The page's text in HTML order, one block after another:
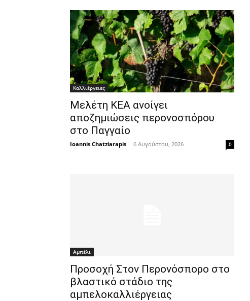
Καλλιέργειες
Μελέτη ΚΕΑ ανοίγει
αποζημιώσεις περονοσπόρου
στο Παγγαίο
Ioannis Chatziarapis - 6 Αυγούστου, 2026 0
Αμπέλι
Προσοχή Στον Περονόσπορο στο
βλαστικό στάδιο της
αμπελοκαλλιέργειας